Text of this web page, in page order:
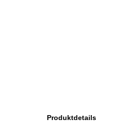
Produktdetails